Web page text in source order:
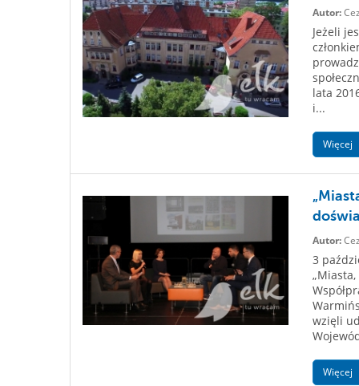
Autor:
Jeżeli
lata
i...
Więcej
Autor:
3
wzięli
Więcej